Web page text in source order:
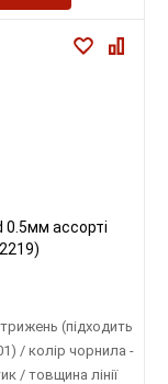
ассорті
(підходить
/ колір чорнила -
/ товщина лінії